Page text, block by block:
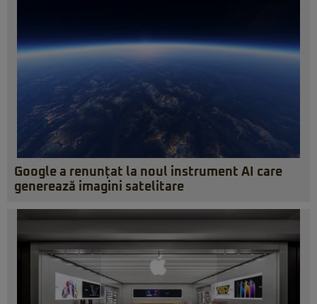
Google a renunțat la noul instrument AI care
generează imagini satelitare